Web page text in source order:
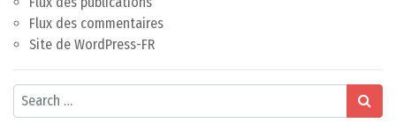
Flux des commentaires
Site de WordPress-FR
Search